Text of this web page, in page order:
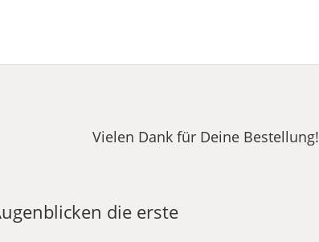
Vielen Dank für Deine Bestellung!
die erste